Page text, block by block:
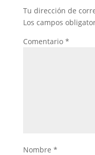
Tu dirección de
Los campos
Comentario *
Nombre *